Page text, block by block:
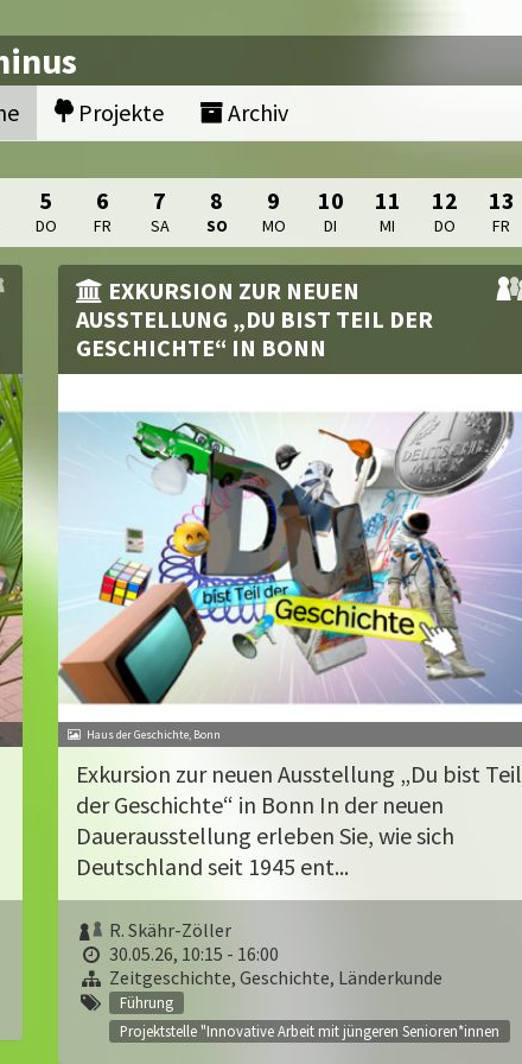
Projekte Archiv
5
DO
6
FR
7
SA
8
SO
9
MO
10
DI
11
MI
12
DO
13
FR
EXKURSION ZUR NEUEN
AUSSTELLUNG „DU BIST TEIL DER
GESCHICHTE“ IN BONN
Haus der Geschichte, Bonn
Exkursion zur neuen Ausstellung „Du bist Teil
der Geschichte“ in Bonn In der neuen
Dauerausstellung erleben Sie, wie sich
Deutschland seit 1945 ent...
R. Skähr-Zöller
30.05.26, 10:15 - 16:00
Zeitgeschichte, Geschichte, Länderkunde
Führung
Projektstelle "Innovative Arbeit mit jüngeren Senioren*innen